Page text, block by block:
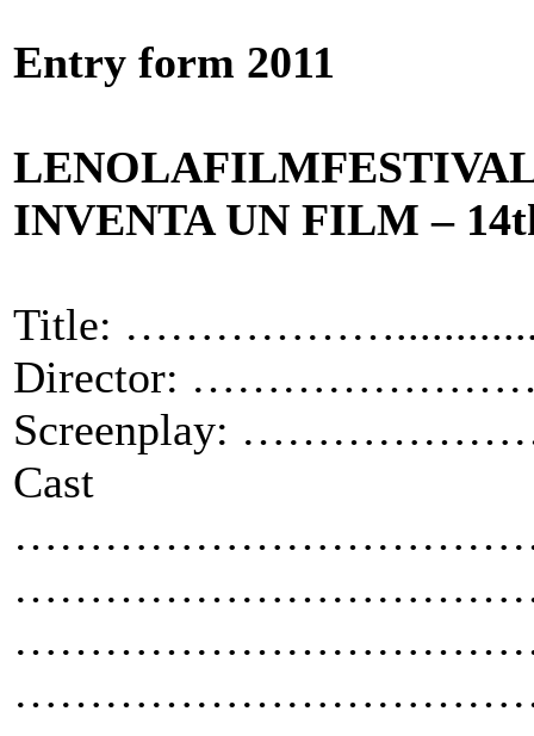
Entry form 2011
INVENTA UN FILM –
Title:
Director:
Screenplay:
Cast